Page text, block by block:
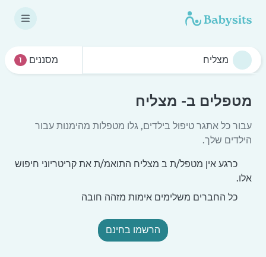
מסננים 1
מטפלים ב- מצליח
עבור כל אתגר טיפול בילדים, גלו מטפלות מהימנות עבור
הילדים שלך.
כרגע אין מטפל/ת ב מצליח התואמ/ת את קריטריוני חיפוש
אלו.
כל החברים משלימים אימות מזהה חובה
הרשמו בחינם